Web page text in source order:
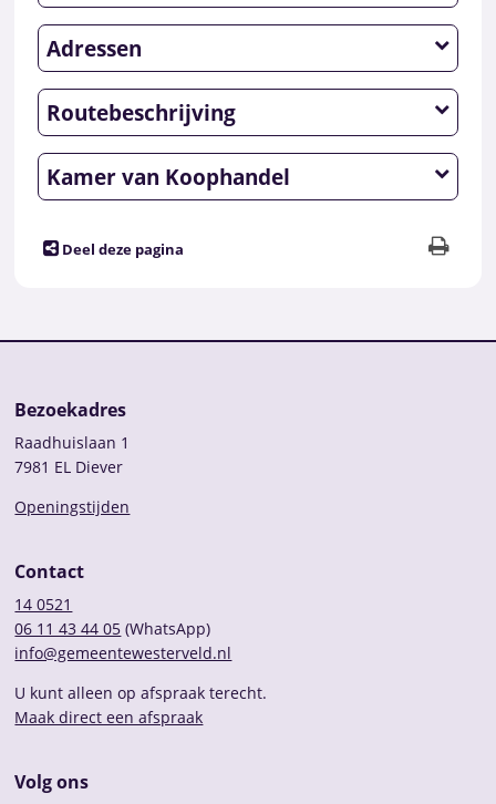
Adressen
Routebeschrijving
Kamer van Koophandel
Deel deze pagina
Bezoekadres
Raadhuislaan 1
7981 EL Diever
Openingstijden
Contact
14 0521
06 11 43 44 05 (WhatsApp)
info@gemeentewesterveld.nl
U kunt alleen op afspraak terecht.
Maak direct een afspraak
Volg ons